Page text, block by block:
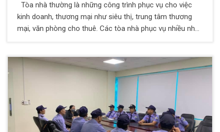
Tòa nhà thường là những công trình phục vụ cho việc
kinh doanh, thương mại như siêu thị, trung tâm thương
mại, văn phòng cho thuê. Các tòa nhà phục vụ nhiều nhu
các nền công, nông nghiệp , nhiều tòa nhà cao tầng mọc
lên như nấm. Kéo theo đó sự an toàn , an ninh là điều